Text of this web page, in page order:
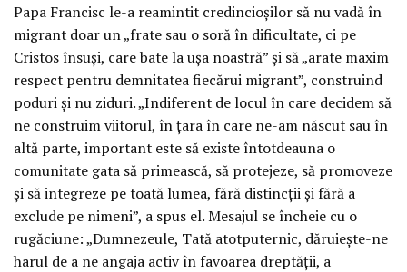
Papa Francisc le-a reamintit credincioșilor să nu vadă în
migrant doar un „frate sau o soră în dificultate, ci pe
Cristos însuși, care bate la ușa noastră” și să „arate maxim
respect pentru demnitatea fiecărui migrant”, construind
poduri și nu ziduri. „Indiferent de locul în care decidem să
ne construim viitorul, în țara în care ne-am născut sau în
altă parte, important este să existe întotdeauna o
comunitate gata să primească, să protejeze, să promoveze
și să integreze pe toată lumea, fără distincții și fără a
exclude pe nimeni”, a spus el. Mesajul se încheie cu o
rugăciune: „Dumnezeule, Tată atotputernic, dăruiește-ne
harul de a ne angaja activ în favoarea dreptății, a